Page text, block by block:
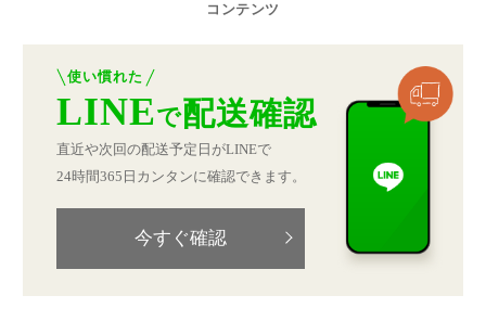
コンテンツ
使い慣れた
LINEで配送確認
直近や次回の配送予定日がLINEで
24時間365日カンタンに確認できます。
今すぐ確認